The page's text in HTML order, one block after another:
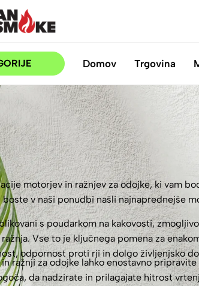
Domov Trgovina
motorjev in ražnjev za odojke, ki vam
boste v naši ponudbi našli najnaprednejše
s poudarkom na kakovosti,
Vse to je ključnega pomena za
odpornost proti rji in dolgo življenjsko
ražnji za odojke lahko enostavno
da nadzirate in prilagajate hitrost